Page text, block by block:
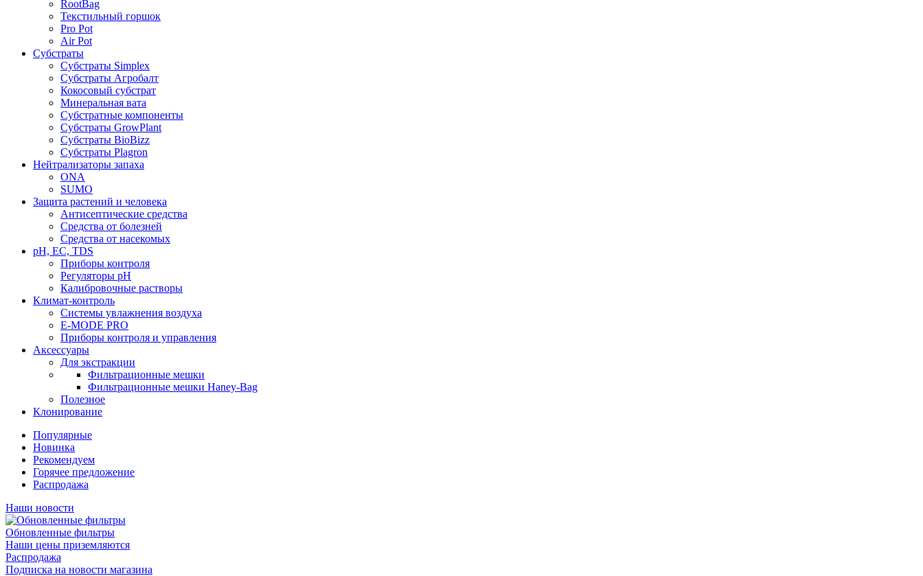
RootBag
Текстильный горшок
Pro Pot
Air Pot
Субстраты
Субстраты Simplex
Субстраты Агробалт
Кокосовый субстрат
Минеральная вата
Субстратные компоненты
Субстраты GrowPlant
Субстраты BioBizz
Субстраты Plagron
Нейтрализаторы запаха
ONA
SUMO
Защита растений и человека
Антисептические средства
Средства от болезней
Средства от насекомых
pH, EC, TDS
Приборы контроля
Регуляторы pH
Калибровочные растворы
Климат-контроль
Системы увлажнения воздуха
E-MODE PRO
Приборы контроля и управления
Аксессуары
Для экстракции
Фильтрационные мешки
Фильтрационные мешки Haney-Bag
Полезное
Клонирование
Популярные
Новинка
Рекомендуем
Горячее предложение
Распродажа
Наши новости
Обновленные фильтры
Наши цены приземляются
Распродажа
Подписка на новости магазина